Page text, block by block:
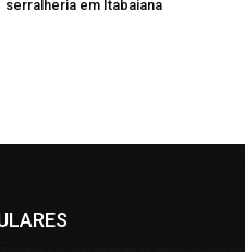
serralheria em Itabaiana